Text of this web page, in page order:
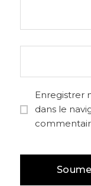
Enregistrer
dans le